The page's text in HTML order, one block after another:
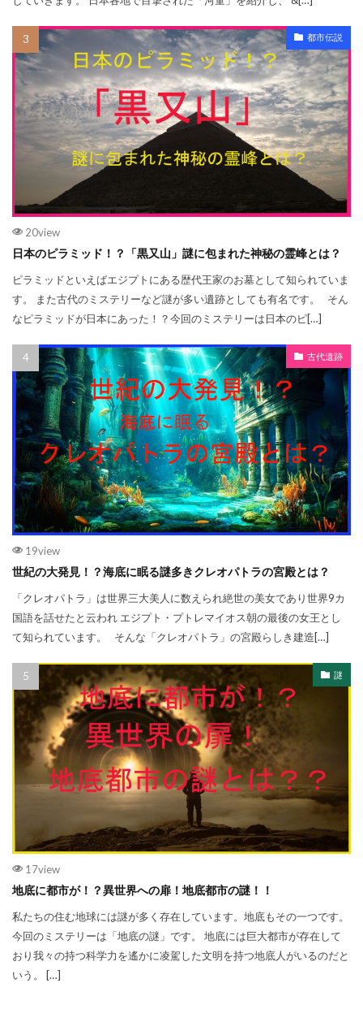
都市伝説
20view
日本のピラミッド！？「黒又山」謎に包まれた神秘の霊峰とは？
ピラミッドといえばエジプトにある歴代王家のお墓として知られていま
す。 また古代のミステリーなど謎が多い遺跡としても有名です。 そん
なピラミッドが日本にあった！？今回のミステリーは日本のピ[…]
古代遺跡
19view
世紀の大発見！？海底に眠る謎多きクレオパトラの宮殿とは？
「クレオパトラ」は世界三大美人に数えられ絶世の美女であり世界9カ
国語を話せたと云われ エジプト・プトレマイオス朝の最後の女王とし
て知られています。 そんな「クレオパトラ」の宮殿らしき建造[…]
謎
17view
地底に都市が！？異世界への扉！地底都市の謎！！
私たちの住む地球には謎が多く存在しています。地底もその一つです。
今回のミステリーは「地底の謎」です。 地底には巨大都市が存在して
おり我々の持つ科学力を遙かに凌駕した文明を持つ地底人がいるのだと
いう。 […]